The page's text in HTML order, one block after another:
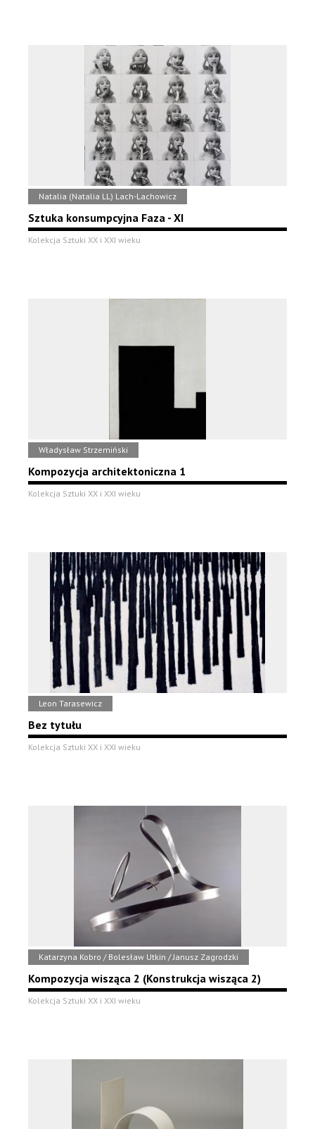
Natalia (Natalia LL) Lach-Lachowicz
Sztuka konsumpcyjna Faza - XI
Kolekcja Sztuki XX i XXI wieku
Władysław Strzemiński
Kompozycja architektoniczna 1
Kolekcja Sztuki XX i XXI wieku
Leon Tarasewicz
Bez tytułu
Kolekcja Sztuki XX i XXI wieku
Katarzyna Kobro / Bolesław Utkin / Janusz Zagrodzki
Kompozycja wisząca 2 (Konstrukcja wisząca 2)
Kolekcja Sztuki XX i XXI wieku